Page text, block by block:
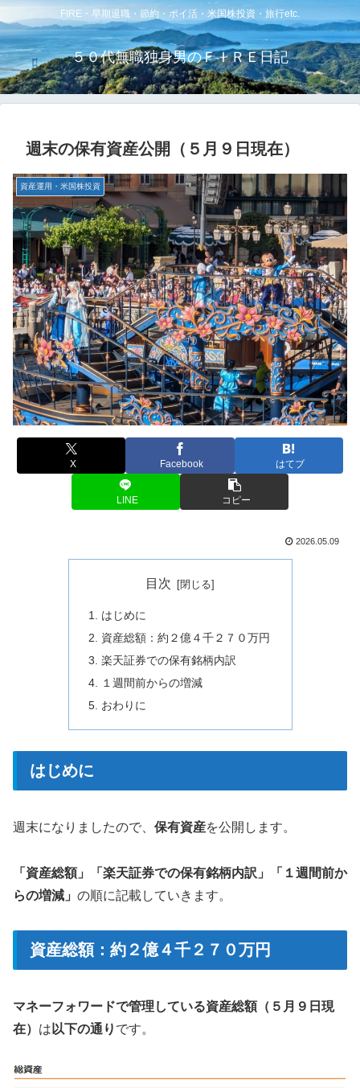
FIRE・早期退職・節約・ポイ活・米国株投資・旅行etc.
５０代無職独身男のＦＩＲＥ日記
週末の保有資産公開（５月９日現在）
資産運用・米国株投資
X Facebook はてブ
LINE コピー
2026.05.09
目次
はじめに
資産総額：約２億４千２７０万円
楽天証券での保有銘柄内訳
１週間前からの増減
おわりに
はじめに
週末になりましたので、 保有資産を公開します。
「資産総額」「楽天証券での保有銘柄内訳」「１週間前か
らの増減」 の順に記載していきます。
資産総額：約２億４千２７０万円
マネーフォワードで管理している資産総額（５月９日現
在） は 以下の通り です。